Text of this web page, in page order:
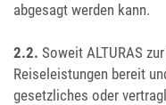
abgesagt werden kann.
2.2. Soweit ALTURAS
Reiseleistungen bereit
gesetzliches oder